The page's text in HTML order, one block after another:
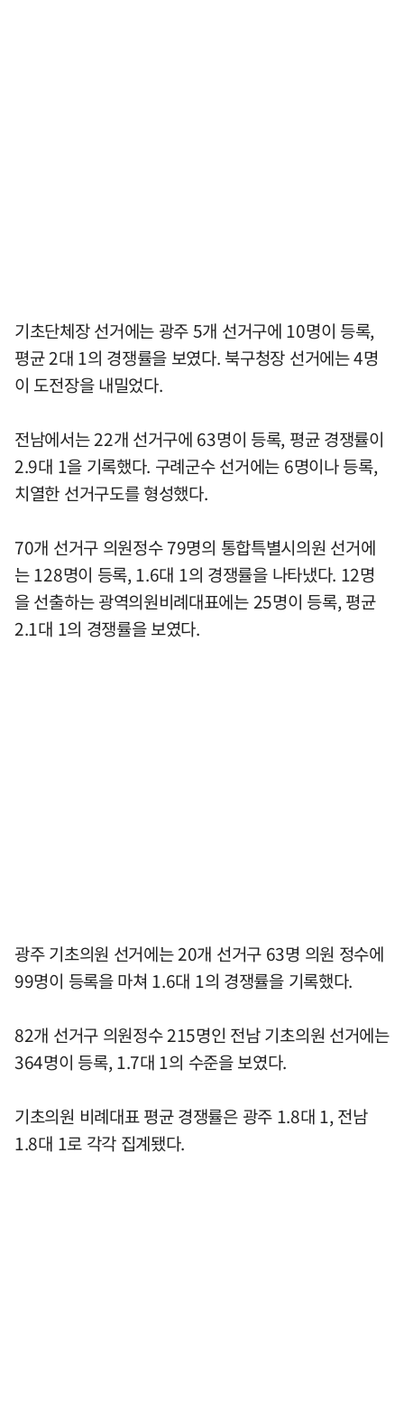
기초단체장 선거에는 광주 5개 선거구에 10명이 등록,
평균 2대 1의 경쟁률을 보였다. 북구청장 선거에는 4명
이 도전장을 내밀었다.
전남에서는 22개 선거구에 63명이 등록, 평균 경쟁률이
2.9대 1을 기록했다. 구례군수 선거에는 6명이나 등록,
치열한 선거구도를 형성했다.
70개 선거구 의원정수 79명의 통합특별시의원 선거에
는 128명이 등록, 1.6대 1의 경쟁률을 나타냈다. 12명
을 선출하는 광역의원비례대표에는 25명이 등록, 평균
2.1대 1의 경쟁률을 보였다.
광주 기초의원 선거에는 20개 선거구 63명 의원 정수에
99명이 등록을 마쳐 1.6대 1의 경쟁률을 기록했다.
82개 선거구 의원정수 215명인 전남 기초의원 선거에는
364명이 등록, 1.7대 1의 수준을 보였다.
기초의원 비례대표 평균 경쟁률은 광주 1.8대 1, 전남
1.8대 1로 각각 집계됐다.